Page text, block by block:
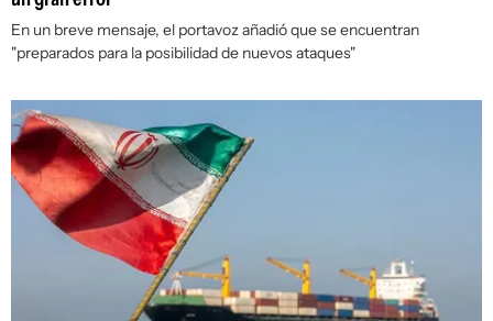
En un breve mensaje, el portavoz añadió que se encuentran
"preparados para la posibilidad de nuevos ataques"